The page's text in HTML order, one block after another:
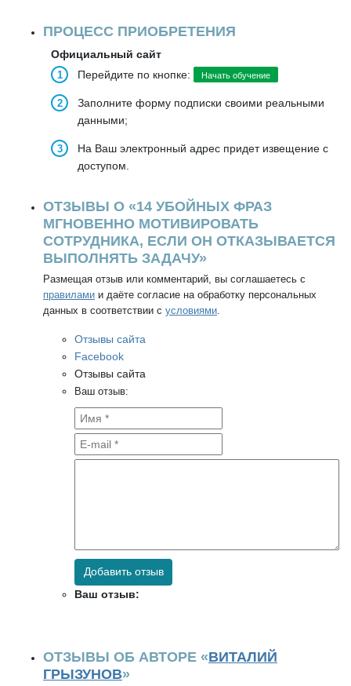
ПРОЦЕСС ПРИОБРЕТЕНИЯ
Официальный сайт
Перейдите по кнопке:
Начать обучение
Заполните форму подписки своими реальными
данными;
На Ваш электронный адрес придет извещение с
доступом.
ОТЗЫВЫ О «14 УБОЙНЫХ ФРАЗ
МГНОВЕННО МОТИВИРОВАТЬ
СОТРУДНИКА, ЕСЛИ ОН ОТКАЗЫВАЕТСЯ
ВЫПОЛНЯТЬ ЗАДАЧУ»
Размещая отзыв или комментарий, вы соглашаетесь с
правилами и даёте согласие на обработку персональных
данных в соответствии с условиями.
Отзывы сайта
Facebook
Отзывы сайта
Ваш отзыв:
Добавить отзыв
Ваш отзыв:
ОТЗЫВЫ ОБ АВТОРЕ «ВИТАЛИЙ
ГРЫЗУНОВ»